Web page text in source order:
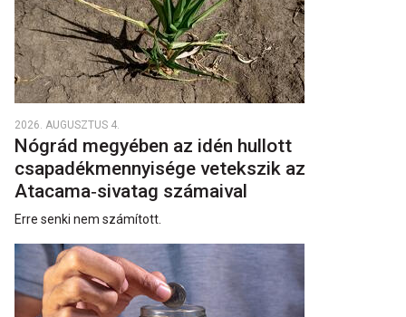
2026. AUGUSZTUS 4.
Nógrád megyében az idén hullott
csapadékmennyisége vetekszik az
Atacama‑sivatag számaival
Erre senki nem számított.